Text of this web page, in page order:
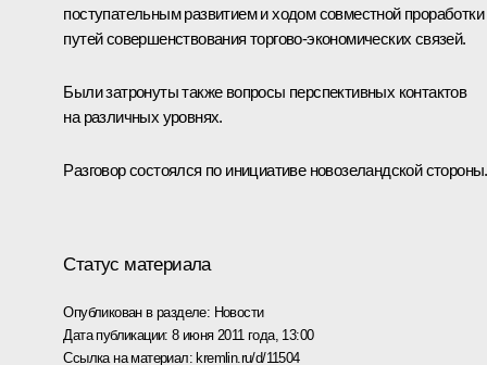
поступательным развитием и ходом совместной проработки
путей совершенствования торгово-экономических связей.
Были затронуты также вопросы перспективных контактов
на различных уровнях.
Разговор состоялся по инициативе новозеландской стороны.
Статус материала
Опубликован в разделе: Новости
Дата публикации:8 июня 2011 года, 13:00
Ссылка на материал: kremlin.ru/d/11504